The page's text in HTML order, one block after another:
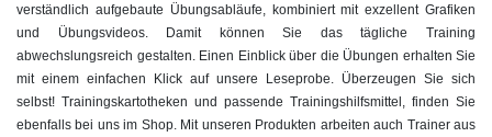
verständlich aufgebaute Übungsabläufe, kombiniert mit exzellent Grafiken
und Übungsvideos. Damit können Sie das tägliche Training
abwechslungsreich gestalten. Einen Einblick über die Übungen erhalten Sie
mit einem einfachen Klick auf unsere Leseprobe. Überzeugen Sie sich
selbst! Trainingskartotheken und passende Trainingshilfsmittel, finden Sie
ebenfalls bei uns im Shop. Mit unseren Produkten arbeiten auch Trainer aus